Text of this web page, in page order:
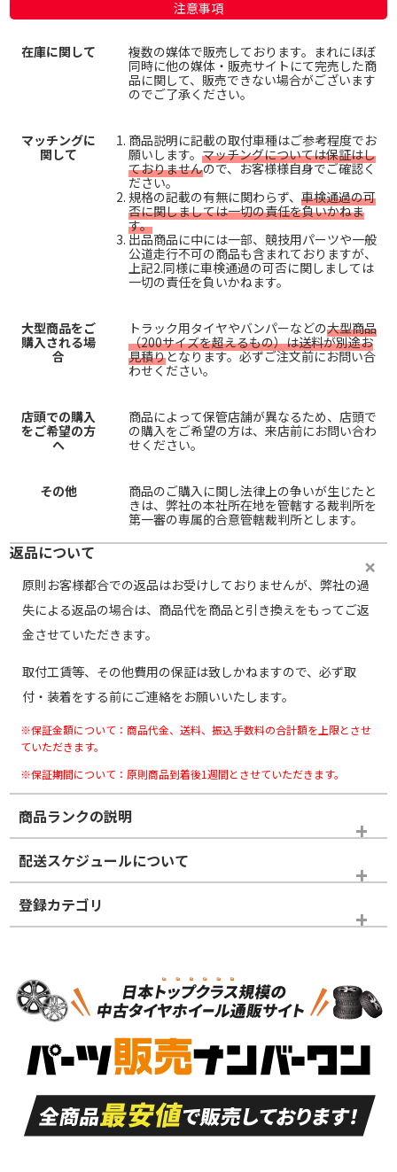
注意事項
在庫に関して
複数の媒体で販売しております。まれにほぼ
同時に他の媒体・販売サイトにて完売した商
品に関して、販売できない場合がございます
のでご了承ください。
マッチングに
関して
商品説明に記載の取付車種はご参考程度でお
願いします。 マッチングについては保証はし
ておりませんので、お客様様自身でご確認く
ださい。
規格の記載の有無に関わらず、 車検通過の可
否に関しましては一切の責任を負いかねま
す。
出品商品に中には一部、競技用パーツや一般
公道走行不可の商品も含まれておりますが、
上記2.同様に車検通過の可否に関しましては
一切の責任を負いかねます。
大型商品をご
購入される場
合
トラック用タイヤやバンパーなどの大型商品
（200サイズを超えるもの）は送料が別途お
見積りとなります。必ずご注文前にお問い合
わせください。
店頭での購入
をご希望の方
へ
商品によって保管店舗が異なるため、店頭で
の購入をご希望の方は、来店前にお問い合わ
せください。
その他
商品のご購入に関し法律上の争いが生じたと
きは、弊社の本社所在地を管轄する裁判所を
第一審の専属的合意管轄裁判所とします。
返品について
原則お客様都合での返品はお受けしておりませんが、弊社の過
失による返品の場合は、商品代を商品と引き換えをもってご返
金させていただきます。
取付工賃等、その他費用の保証は致しかねますので、必ず取
付・装着をする前にご連絡をお願いいたします。
※保証金額について：商品代金、送料、振込手数料の合計額を上限とさせ
ていただきます。
※保証期間について：原則商品到着後1週間とさせていただきます。
商品ランクの説明
※商品ランクは出品者の主観により判断しておりますので、あら
かじめご了承ください。
ホイールランク
S
品）
S
新車外し品（新古
付き
A
走行距離も少なく、
目立つ傷もほとんど
ない中古品
A
走行距離も少なく、
非常に状態の良い中
古品
配送スケジュールについて
登録カテゴリ
スタッドレスタイヤホイールセット